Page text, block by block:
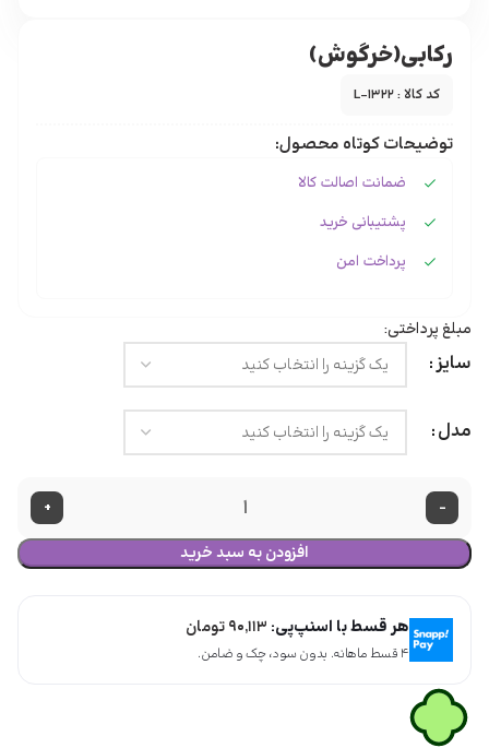
رکابی(خرگوش)
کد کالا : L-1322
توضیحات کوتاه محصول:
ضمانت اصالت کالا
پشتیبانی خرید
پرداخت امن
مبلغ پرداختی:
سایز
مدل
-
+
افزودن به سبد خرید
هر قسط با اسنپ‌پی: ۹۰,۱۱۳تومان
۴ قسط ماهانه. بدون سود، چک و ضامن.